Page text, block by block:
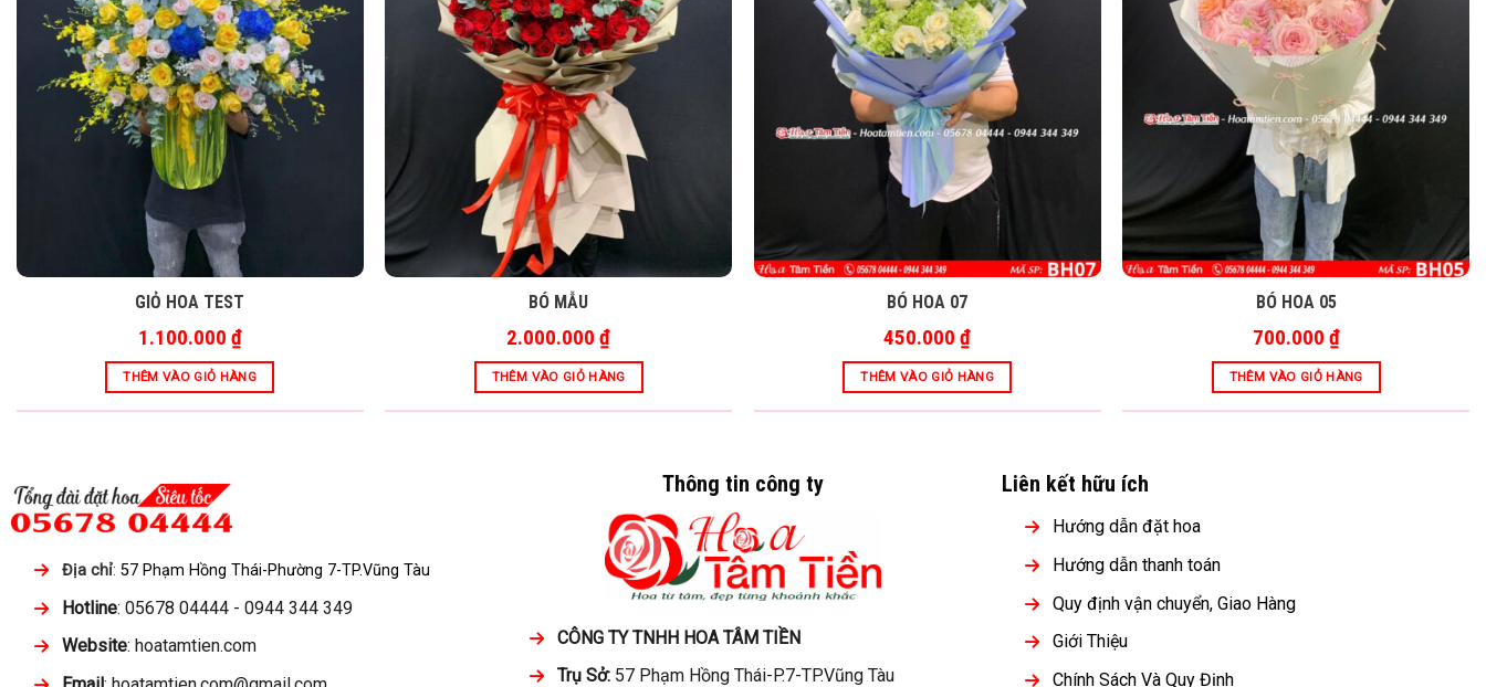
GIỎ HOA TEST
1.100.000 ₫
THÊM VÀO GIỎ HÀNG
BÓ MẪU
2.000.000₫
THÊM VÀO GIỎ HÀNG
BÓ HOA 07
450.000₫
THÊM VÀO GIỎ HÀNG
BÓ HOA 05
700.000 ₫
THÊM VÀO GIỎ HÀNG
Địa chỉ: 57 Phạm Hồng Thái-Phường 7-TP.Vũng Tàu
Hotline: 05678 04444 - 0944 344 349
Website: hoatamtien.com
Thông tin công ty
CÔNG TY TNHH HOA TÂM TIỀN
Trụ Sở: 57 Phạm Hồng Thái-P.7-TP.Vũng Tàu
Liên kết hữu ích
Hướng dẫn đặt hoa
Hướng dẫn thanh toán
Quy định vận chuyển, Giao Hàng
Giới Thiệu
Chính Sách Và Quy Định